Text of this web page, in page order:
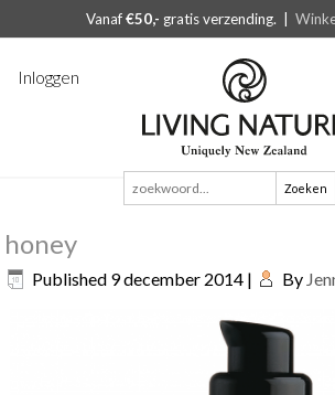
Vanaf€50,- gratis verzending. |
Inloggen
Zoeken
naar:
honey
Published 9 december 2014 | By